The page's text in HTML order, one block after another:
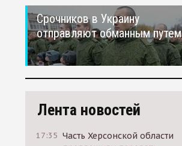
Срочников в Украину
отправляют обманным путем
Лента новостей
17:35 Часть Херсонской области